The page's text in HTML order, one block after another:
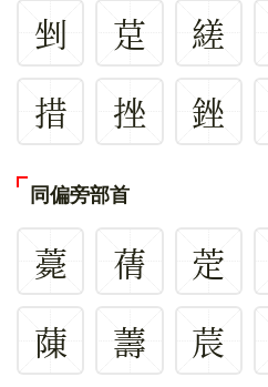
剉 莡 縒
措
挫 銼
同偏旁部首
薧 蒨 萣
蔯
薵 莀